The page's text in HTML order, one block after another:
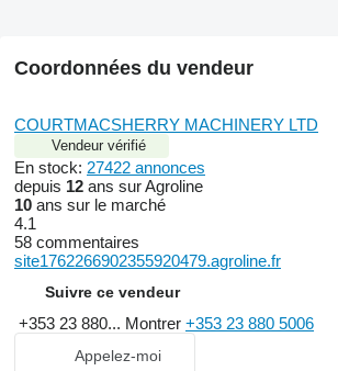
Coordonnées du vendeur
COURTMACSHERRY MACHINERY LTD
Vendeur vérifié
En stock: 27422 annonces
depuis 12 ans sur Agroline
10 ans sur le marché
4.1
58 commentaires
site1762266902355920479.agroline.fr
Suivre ce vendeur
+353 23 880... Montrer +353 23 880 5006
Appelez-moi